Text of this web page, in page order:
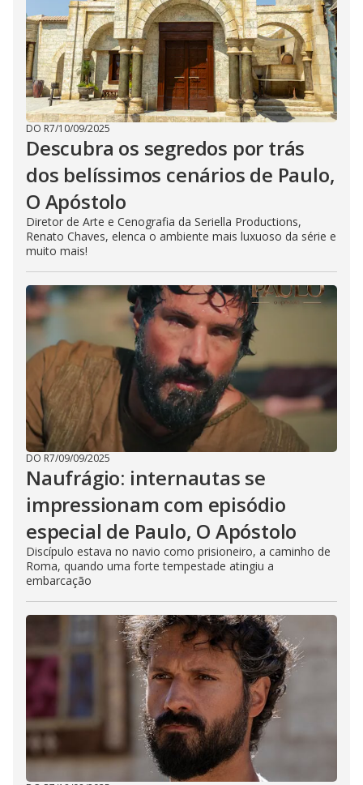
DO R7/10/09/2025
Descubra os segredos por trás
dos belíssimos cenários de Paulo,
O Apóstolo
Diretor de Arte e Cenografia da Seriella Productions,
Renato Chaves, elenca o ambiente mais luxuoso da série e
muito mais!
DO R7/09/09/2025
Naufrágio: internautas se
impressionam com episódio
especial de Paulo, O Apóstolo
Discípulo estava no navio como prisioneiro, a caminho de
Roma, quando uma forte tempestade atingiu a
embarcação